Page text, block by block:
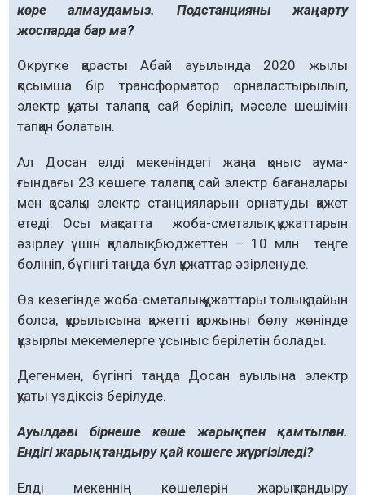
көре алмаудамыз. Подстанцияны жаңарту
жоспарда бар ма?
Округке қарасты Абай ауылында 2020 жылы
қосымша бір трансформатор орналастырылып,
электр қуаты талапқа сай беріліп, мәселе шешімін
тапқан болатын.
Ал Досан елді мекеніндегі жаңа қоныс аума­
ғындағы 23 көшеге талапқа сай электр бағаналары
мен қосалқы электр станцияларын орнатуды қажет
етеді. Осы мақсатта жоба-сметалық құжаттарын
әзірлеу үшін қалалық бюджеттен – 10 млн теңге
бөлініп, бүгінгі таңда бұл құжаттар әзірленуде.
Өз кезегінде жоба-сметалық құжаттары толық дайын
болса, құрылысына қажетті қаржыны бөлу жөнінде
құзырлы мекемелерге ұсыныс берілетін болады.
Дегенмен, бүгінгі таңда Досан ауылына электр
қуаты үздіксіз берілуде.
Ауылдағы бірнеше көше жарықпен қамтылған.
Ендігі жарықтандыру қай көшеге жүргізіледі?
Елді мекеннің көшелерін жарықтандыру